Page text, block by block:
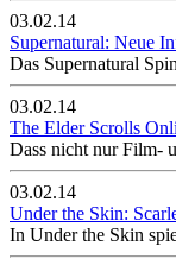
03.02.14
Supernatural: Neue
Das Supernatural
03.02.14
The Elder Scrolls
Dass nicht nur Film-
03.02.14
Under the Skin:
In Under the Skin